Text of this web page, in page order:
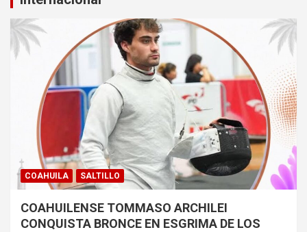
COAHUILA SALTILLO
COAHUILENSE TOMMASO ARCHILEI
CONQUISTA BRONCE EN ESGRIMA DE LOS